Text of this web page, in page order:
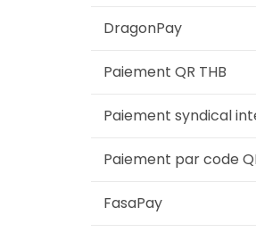
DragonPay
Paiement QR THB
Paiement syndical
Paiement par code
FasaPay